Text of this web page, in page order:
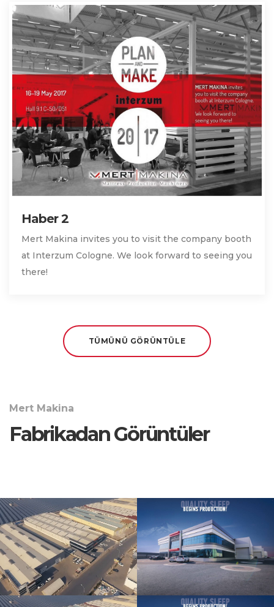
Haber 2
Mert Makina invites you to visit the company booth
at Interzum Cologne. We look forward to seeing you
there!
TÜMÜNÜ GÖRÜNTÜLE
Mert Makina
Fabrikadan Görüntüler